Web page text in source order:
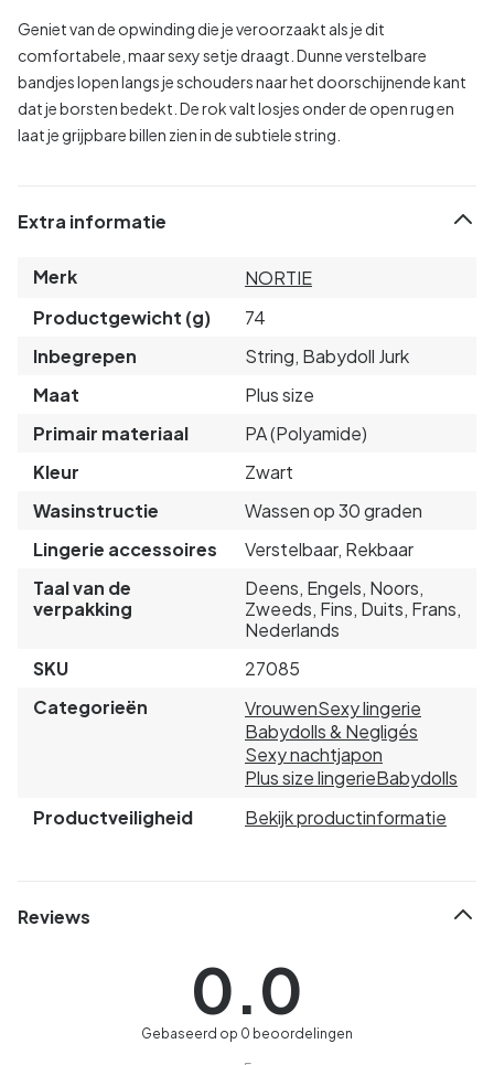
Geniet van de opwinding die je veroorzaakt als je dit
comfortabele, maar sexy setje draagt. Dunne verstelbare
bandjes lopen langs je schouders naar het doorschijnende kant
dat je borsten bedekt. De rok valt losjes onder de open rug en
laat je grijpbare billen zien in de subtiele string.
Extra informatie
Merk
NORTIE
Productgewicht (g)
74
Inbegrepen
String, Babydoll Jurk
Maat
Plus size
Primair materiaal
PA (Polyamide)
Kleur
Zwart
Wasinstructie
Wassen op 30 graden
Lingerie accessoires
Verstelbaar, Rekbaar
Taal van de
verpakking
Deens, Engels, Noors,
Zweeds, Fins, Duits, Frans,
Nederlands
SKU
27085
Categorieën
VrouwenSexy lingerie
Babydolls & Negligés
Sexy nachtjapon
Plus size lingerieBabydolls
Productveiligheid
Bekijk productinformatie
Reviews
0.0
Gebaseerd op 0 beoordelingen